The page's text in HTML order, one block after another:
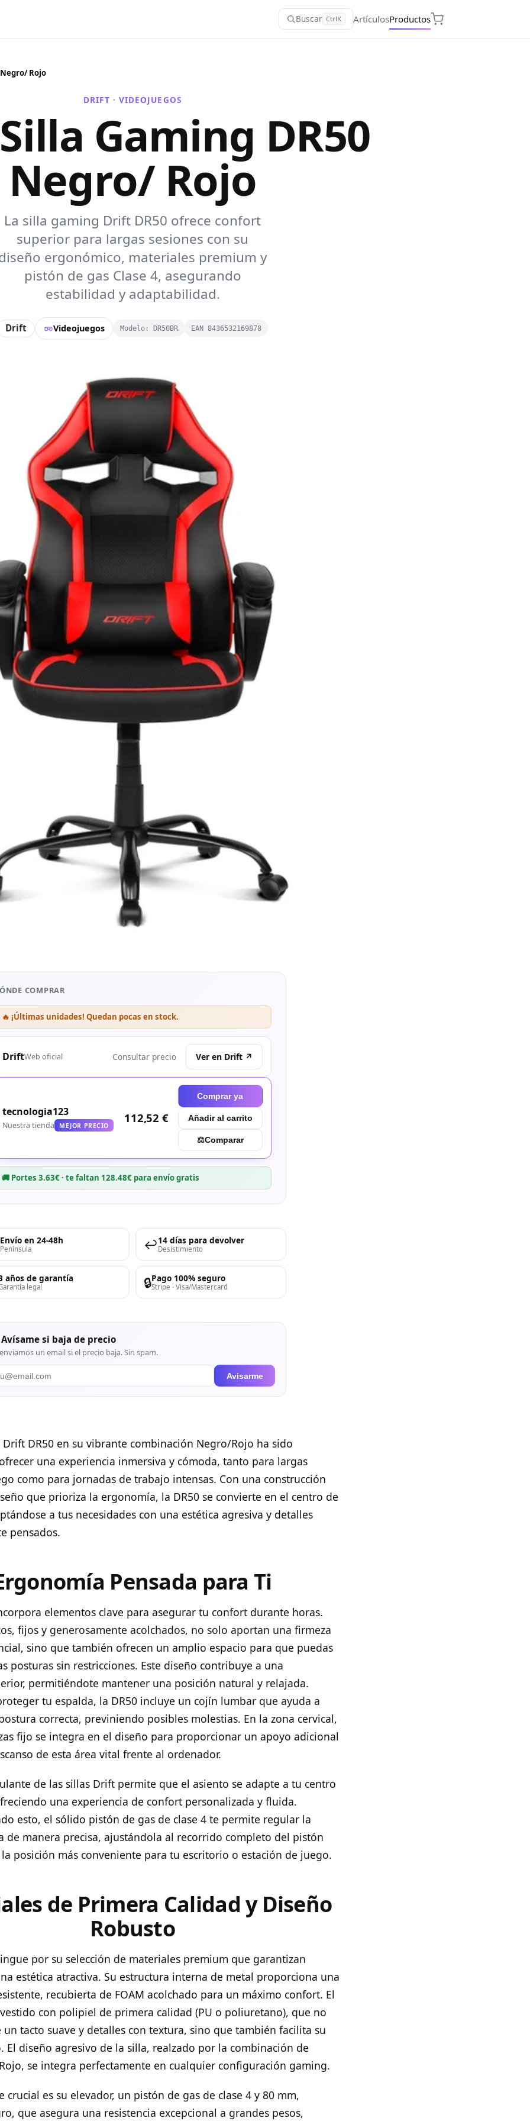
Buscar CtrlK ArtículosProductos
Rojo
DRIFT · VIDEOJUEGOS
Gaming DR50
Negro/ Rojo
La silla gaming Drift DR50 ofrece confort
superior para largas sesiones con su
ergonómico, materiales premium y
pistón de gas Clase 4, asegurando
estabilidad y adaptabilidad.
Drift Videojuegos Modelo: DR50BR EAN 8436532169878
COMPRAR
🔥 ¡Últimas unidades! Quedan pocas en stock.
DriftWeb oficial Consultar precio Ver en Drift ↗
tecnologia123
Nuestra tienda MEJOR PRECIO
112,52 €
Comprar ya
Añadir al carrito
⚖︎Comparar
🚚 Portes 3.63€ · te faltan 128.48€ para envío gratis
Envío en 24-48h
Península ↩️14 días para devolver
Desistimiento
años de garantía
legal 🔒Pago 100% seguro
Stripe · Visa/Mastercard
Avísame si baja de precio
un email si el precio baja. Sin spam.
Avisarme
DR50 en su vibrante combinación Negro/Rojo ha sido
una experiencia inmersiva y cómoda, tanto para largas
como para jornadas de trabajo intensas. Con una construcción
que prioriza la ergonomía, la DR50 se convierte en el centro de
a tus necesidades con una estética agresiva y detalles
pensados.
Pensada para Ti
elementos clave para asegurar tu confort durante horas.
fijos y generosamente acolchados, no solo aportan una firmeza
sino que también ofrecen un amplio espacio para que puedas
posturas sin restricciones. Este diseño contribuye a una
permitiéndote mantener una posición natural y relajada.
tu espalda, la DR50 incluye un cojín lumbar que ayuda a
correcta, previniendo posibles molestias. En la zona cervical,
fijo se integra en el diseño para proporcionar un apoyo adicional
de esta área vital frente al ordenador.
de las sillas Drift permite que el asiento se adapte a tu centro
una experiencia de confort personalizada y fluida.
esto, el sólido pistón de gas de clase 4 te permite regular la
de manera precisa, ajustándola al recorrido completo del pistón
posición más conveniente para tu escritorio o estación de juego.
de Primera Calidad y Diseño
Robusto
por su selección de materiales premium que garantizan
estética atractiva. Su estructura interna de metal proporciona una
recubierta de FOAM acolchado para un máximo confort. El
con polipiel de primera calidad (PU o poliuretano), que no
tacto suave y detalles con textura, sino que también facilita su
El diseño agresivo de la silla, realzado por la combinación de
se integra perfectamente en cualquier configuración gaming.
crucial es su elevador, un pistón de gas de clase 4 y 80 mm,
que asegura una resistencia excepcional a grandes pesos,